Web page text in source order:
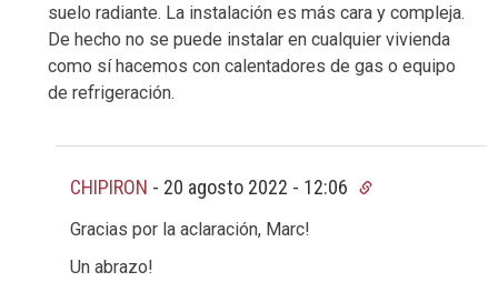
suelo radiante. La instalación es más cara y compleja.
De hecho no se puede instalar en cualquier vivienda
como sí hacemos con calentadores de gas o equipo
de refrigeración.
CHIPIRON - 20 agosto 2022 - 12:06
Gracias por la aclaración, Marc!
Un abrazo!